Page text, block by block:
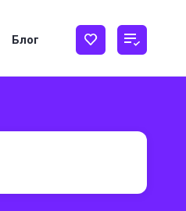
Блог